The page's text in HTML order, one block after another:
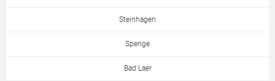
Steinhagen
Spenge
Bad Laer